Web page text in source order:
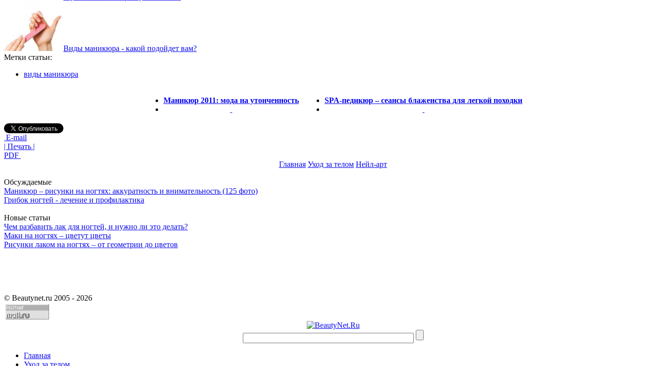
Виды маникюра - какой подойдет вам?
Метки статьи:
виды маникюра
Маникюр 2011: мода на утонченность SPA-педикюр – сеансы блаженства для легкой походки
E-mail
| Печать |
PDF
Главная Уход за телом Нейл-арт
Обсуждаемые
Маникюр – рисунки на ногтях: аккуратность и внимательность (125 фото)
Грибок ногтей - лечение и профилактика
Новые статьи
Чем разбавить лак для ногтей, и нужно ли это делать?
Маки на ногтях – цветут цветы
Рисунки лаком на ногтях – от геометрии до цветов
© Beautynet.ru 2005 - 2026
Главная
Уход за телом